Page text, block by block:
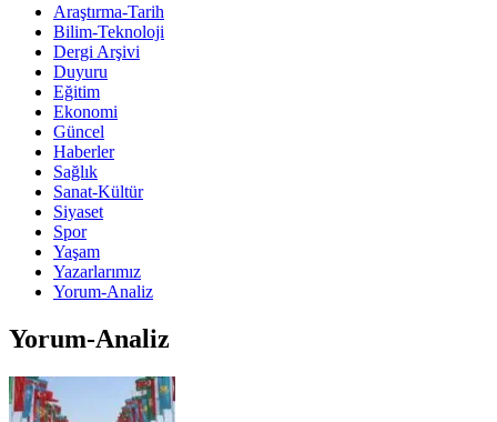
Araştırma-Tarih
Bilim-Teknoloji
Dergi Arşivi
Duyuru
Eğitim
Ekonomi
Güncel
Haberler
Sağlık
Sanat-Kültür
Siyaset
Spor
Yaşam
Yazarlarımız
Yorum-Analiz
Yorum-Analiz